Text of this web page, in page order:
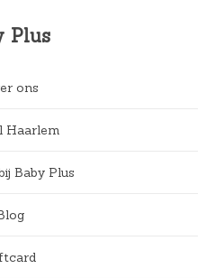
Plus
ons
Haarlem
Baby Plus